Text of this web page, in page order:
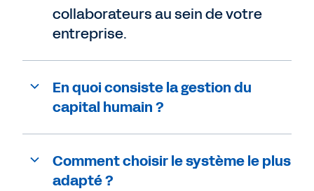
collaborateurs au sein de votre
entreprise.
En quoi consiste la gestion du
capital humain ?
Comment choisir le système le plus
adapté ?